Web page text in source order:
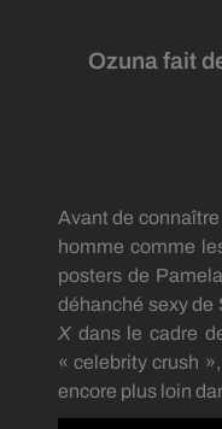
Ozuna fait
Avant de
homme comme
posters de Pamela
déhanché sexy de
X dans le cadre
« celebrity crush
encore plus loin